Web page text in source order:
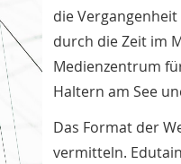
die
durch die Zeit im
Medienzentrum
Haltern am See
Das Format der
vermitteln.